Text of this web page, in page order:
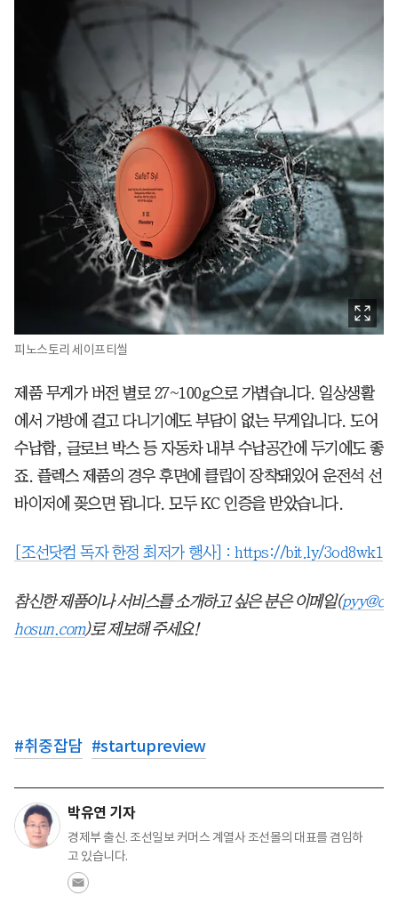
피노스토리 세이프티씰
제품 무게가 버전 별로 27~100g으로 가볍습니다. 일상생활
에서 가방에 걸고 다니기에도 부담이 없는 무게입니다. 도어
수납합, 글로브 박스 등 자동차 내부 수납공간에 두기에도 좋
죠. 플렉스 제품의 경우 후면에 클립이 장착돼있어 운전석 선
바이저에 꽂으면 됩니다. 모두 KC 인증을 받았습니다.
[조선닷컴 독자 한정 최저가 행사] : https://bit.ly/3od8wk1
참신한 제품이나 서비스를 소개하고 싶은 분은 이메일(pyy@c
hosun.com)로 제보해 주세요!
#취중잡담 #startupreview
박유연 기자
경제부 출신. 조선일보 커머스 계열사 조선몰의 대표를 겸임하
고 있습니다.